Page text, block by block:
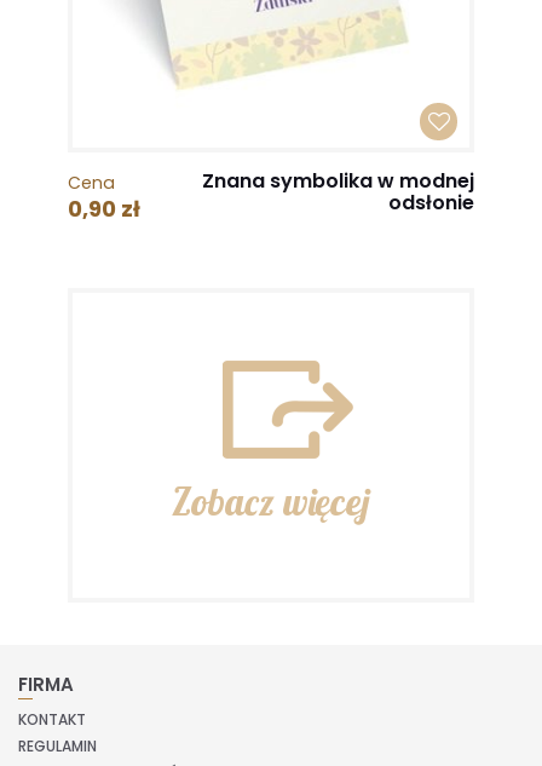
Cena
0,90 zł
Znana symbolika w modnej
odsłonie
Zobacz więcej
FIRMA
KONTAKT
REGULAMIN